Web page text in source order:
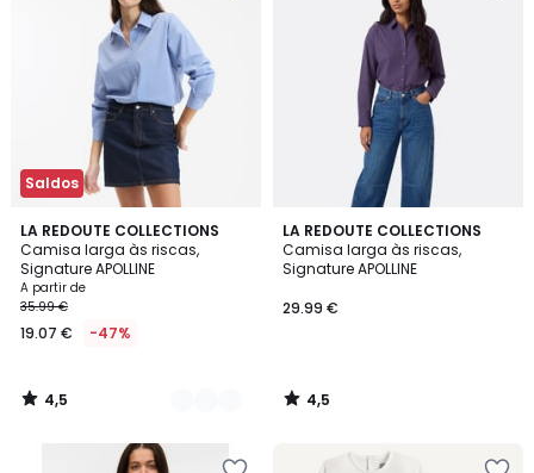
Saldos
LA REDOUTE COLLECTIONS
Camisa larga às riscas,
Signature APOLLINE
A partir de
35.99 €
19.07 € -47%
4,5
/ 5
2
Cores
4,5
/
LA REDOUTE COLLECTIONS
Camisa larga às riscas,
Signature APOLLINE
29.99 €
4,5
/ 5
4,5
/